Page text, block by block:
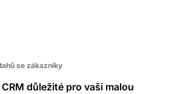
se zákazníky
CRM důležité pro vaši malou